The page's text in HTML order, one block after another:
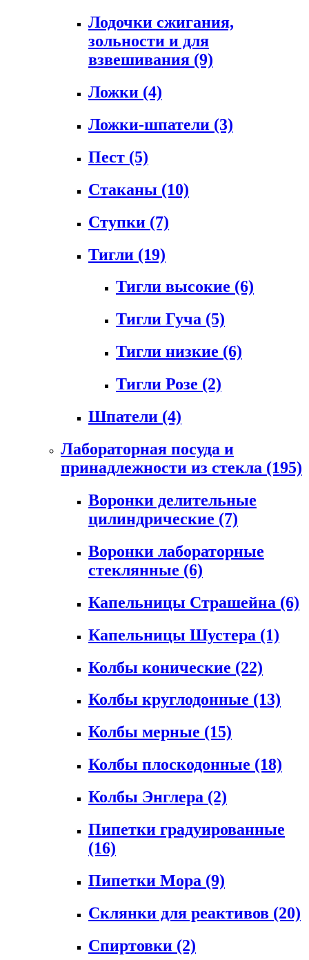
Лодочки сжигания,
зольности и для
взвешивания (9)
Ложки (4)
Ложки-шпатели (3)
Пест (5)
Стаканы (10)
Ступки (7)
Тигли (19)
Тигли высокие (6)
Тигли Гуча (5)
Тигли низкие (6)
Тигли Розе (2)
Шпатели (4)
Лабораторная посуда и
принадлежности из стекла (195)
Воронки делительные
цилиндрические (7)
Воронки лабораторные
стеклянные (6)
Капельницы Страшейна (6)
Капельницы Шустера (1)
Колбы конические (22)
Колбы круглодонные (13)
Колбы мерные (15)
Колбы плоскодонные (18)
Колбы Энглера (2)
Пипетки градуированные
(16)
Пипетки Мора (9)
Склянки для реактивов (20)
Спиртовки (2)